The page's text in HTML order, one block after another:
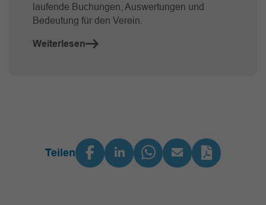
laufende Buchungen, Auswertungen und
Bedeutung für den Verein.
Weiterlesen
Teilen